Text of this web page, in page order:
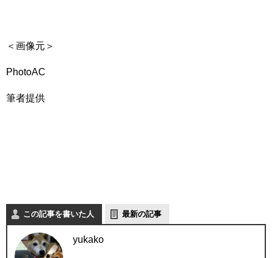
＜画像元＞
PhotoAC
筆者提供
この記事を書いた人 最新の記事
yukako